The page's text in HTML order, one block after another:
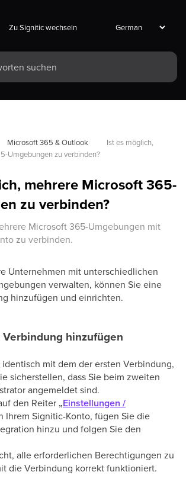
Zu Signitic wechseln
Microsoft 365 & Outlook
Ist es möglich,
Umgebungen zu verbinden?
mehrere Microsoft 365-
zu verbinden?
Microsoft 365-Umgebungen mit
zu verbinden.
Unternehmen mit unterschiedlichen
verwalten, können Sie eine
hinzufügen und einrichten.
hinzufügen
identisch mit dem der ersten Verbindung,
sicherstellen, dass Sie beim zweiten
angemeldet sind.
den Reiter „Einstellungen /
Ihrem Signitic-Konto, fügen Sie die
hinzu und folgen Sie den
alle erforderlichen Berechtigungen zu
die Verbindung korrekt funktioniert.